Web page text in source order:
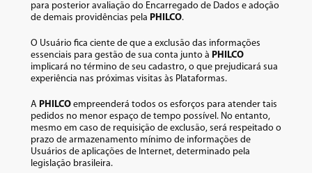
para posterior avaliação do Encarregado de Dados e adoção
de demais providências pela PHILCO.
O Usuário fica ciente de que a exclusão das informações
essenciais para gestão de sua conta junto à PHILCO
implicará no término de seu cadastro, o que prejudicará sua
experiência nas próximas visitas às Plataformas.
A PHILCO empreenderá todos os esforços para atender tais
pedidos no menor espaço de tempo possível. No entanto,
mesmo em caso de requisição de exclusão, será respeitado o
prazo de armazenamento mínimo de informações de
Usuários de aplicações de Internet, determinado pela
legislação brasileira.